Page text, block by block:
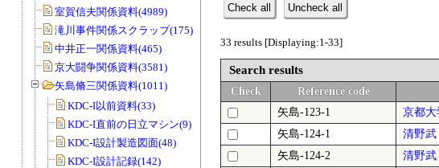
室賀信夫関係資料(4989)
滝川事件関係スクラップ(175)
中井正一関係資料(465)
京大闘争関係資料(3581)
矢島脩三関係資料(1011)
KDC-I以前資料(33)
KDC-I直前の日立マシン(9)
KDC-I設計製造図面(48)
KDC-I設計記録(142)
Check all
Uncheck all
33 results [Displaying:1-33]
Search results
Check Reference code
矢島-123-1
京都
矢島-124-1
清野武
矢島-124-2
清野武